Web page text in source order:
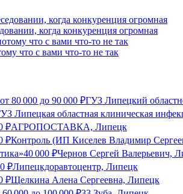
когда конкуренция огромная
что с вами что-то не так
от 80 000 до 90 000 ₽ГУЗ Липецкий
Липецкая областная клиническая
₽АГРОПОСТАВКА, Липецк
₽Контроль (ИП Киселев Владимир
40 000 ₽Чернов Сергей Валерьевич,
₽Липецкдоравтоцентр, Липецк
₽Щелкина Алена Сергеевна, Липецк